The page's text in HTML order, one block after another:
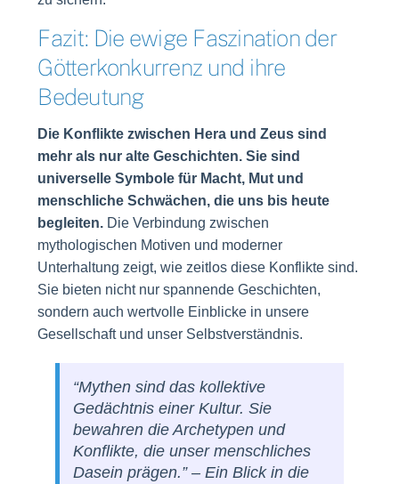
Fazit: Die ewige Faszination der
Götterkonkurrenz und ihre
Bedeutung
Die Konflikte zwischen Hera und Zeus sind
mehr als nur alte Geschichten. Sie sind
universelle Symbole für Macht, Mut und
menschliche Schwächen, die uns bis heute
begleiten. Die Verbindung zwischen
mythologischen Motiven und moderner
Unterhaltung zeigt, wie zeitlos diese Konflikte sind.
Sie bieten nicht nur spannende Geschichten,
sondern auch wertvolle Einblicke in unsere
Gesellschaft und unser Selbstverständnis.
“Mythen sind das kollektive
Gedächtnis einer Kultur. Sie
bewahren die Archetypen und
Konflikte, die unser menschliches
Dasein prägen.” – Ein Blick in die